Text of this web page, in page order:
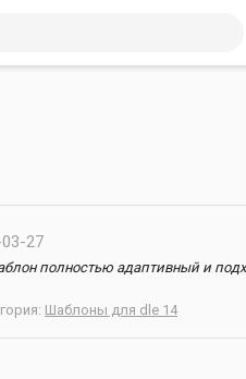
27
полностью адаптивный и
Шаблоны для dle 14